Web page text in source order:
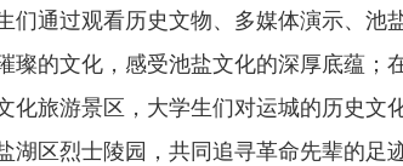
们通过观看历史文物、多媒体演示、池
璨的文化，感受池盐文化的深厚底蕴；
化旅游景区，大学生们对运城的历史文
湖区烈士陵园，共同追寻革命先辈的足